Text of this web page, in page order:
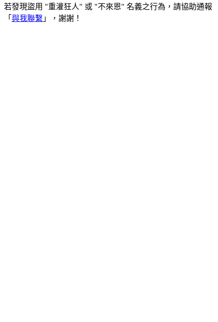
若發現盜用 "重灌狂人" 或 "不來恩" 名義之行為，請協助通報
「 與我聯繫 」，謝謝！